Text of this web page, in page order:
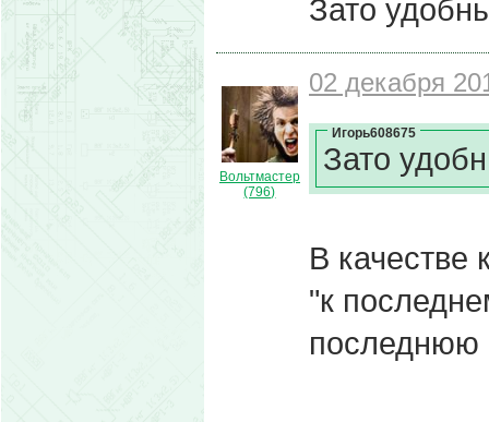
Зато
Вольтмастер
(796)
02 декабря
Игорь608675
Зато
В качестве
"к
последнюю